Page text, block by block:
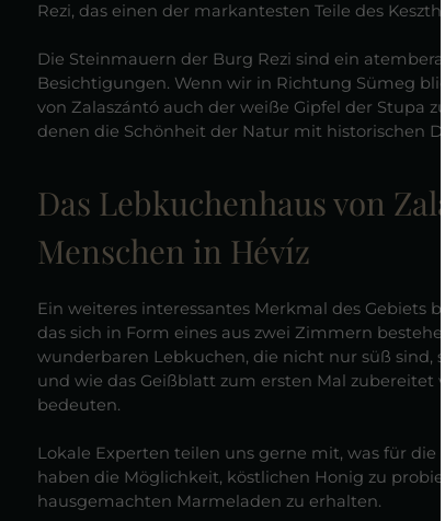
Rezi, das einen der markantesten Teile des
Die Steinmauern der Burg Rezi sind ein
Besichtigungen. Wenn wir in Richtung Sümeg
von Zalaszántó auch der weiße Gipfel der Stupa
denen die Schönheit der Natur mit historischen
Das Lebkuchenhaus von
Menschen in Hévíz
Ein weiteres interessantes Merkmal des Gebiets
das sich in Form eines aus zwei Zimmern
wunderbaren Lebkuchen, die nicht nur süß sind,
und wie das Geißblatt zum ersten Mal zubereitet
bedeuten.
Lokale Experten teilen uns gerne mit, was für die
haben die Möglichkeit, köstlichen Honig zu
hausgemachten Marmeladen zu erhalten.